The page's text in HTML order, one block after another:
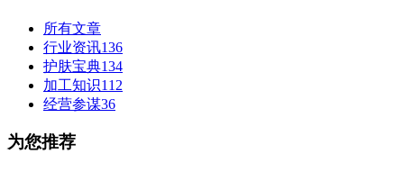
所有文章
行业资讯136
护肤宝典134
加工知识112
经营参谋36
为您推荐